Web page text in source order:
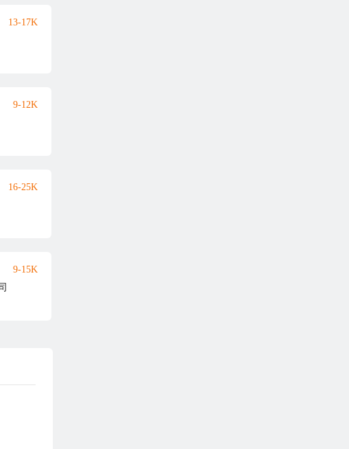
13-17K
9-12K
16-25K
9-15K